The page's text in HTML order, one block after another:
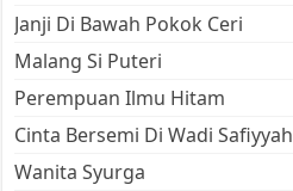
Janji Di Bawah Pokok Ceri
Malang Si Puteri
Perempuan Ilmu Hitam
Cinta Bersemi Di Wadi Safiyyah
Wanita Syurga